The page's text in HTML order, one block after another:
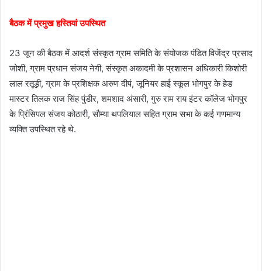
बैठक में प्रमुख हस्तियां उपस्थित
23 जून की बैठक में आदर्श संस्कृत ग्राम समिति के संयोजक पंडित विजेंद्र प्रसाद
जोशी, ग्राम प्रधान संजय नेगी, संस्कृत अकादमी के प्रशासन अधिकारी किशोरी
लाल रतूड़ी, ग्राम के प्रशिक्षक अरुण दीपं, जूनियर हाई स्कूल भोगपुर के हेड
मास्टर तिलक राज सिंह पुंडीर, शमशाद अंसारी, गुरु राम राय इंटर कॉलेज भोगपुर
के प्रिंसिपल संजय कोठारी, सौम्या थपलियाल सहित ग्राम सभा के कई गणमान्य
व्यक्ति उपस्थित रहे थे.